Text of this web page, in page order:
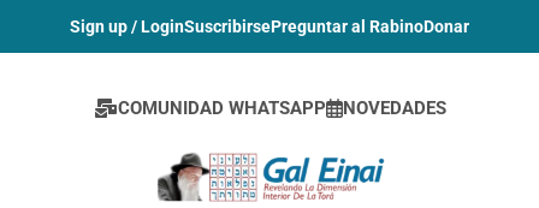
Sign up / LoginSuscribirsePreguntar al RabinoDonar
COMUNIDAD WHATSAPP NOVEDADES